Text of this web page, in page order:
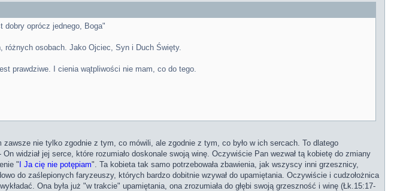
dobry oprócz jednego, Boga"
różnych osobach. Jako Ojciec, Syn i Duch Święty.
prawdziwe. I cienia wątpliwości nie mam, co do tego.
nie tylko zgodnie z tym, co mówili, ale zgodnie z tym, co było w ich sercach. To dlatego
widział jej serce, które rozumiało doskonale swoją winę. Oczywiście Pan wezwał tą kobietę do zmiany
" I Ja cię nie potępiam". Ta kobieta tak samo potrzebowała zbawienia, jak wszyscy inni grzesznicy,
do zaślepionych faryzeuszy, których bardzo dobitnie wzywał do upamiętania. Oczywiście i cudzołożnica
Ona była już "w trakcie" upamiętania, ona zrozumiała do głębi swoją grzeszność i winę (Łk.15:17-